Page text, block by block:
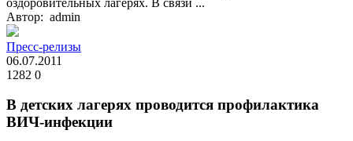
Автор: admin
Пресс-релизы
06.07.2011
1282 0
В детских лагерях проводится профилактика
ВИЧ-инфекции